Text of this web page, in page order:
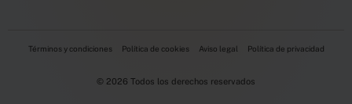
© 2026 Todos los derechos reservados
Términos y condiciones Política de cookies Aviso legal Política de privacidad